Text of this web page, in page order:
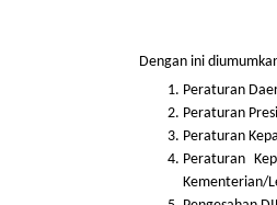
Dengan ini
Peraturan
Peraturan
Peraturan
Peraturan
Kementerian/